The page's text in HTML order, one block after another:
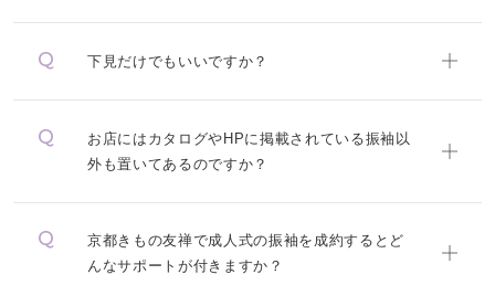
下見だけでもいいですか？
お店にはカタログやHPに掲載されている振袖以
外も置いてあるのですか？
京都きもの友禅で成人式の振袖を成約するとど
んなサポートが付きますか？